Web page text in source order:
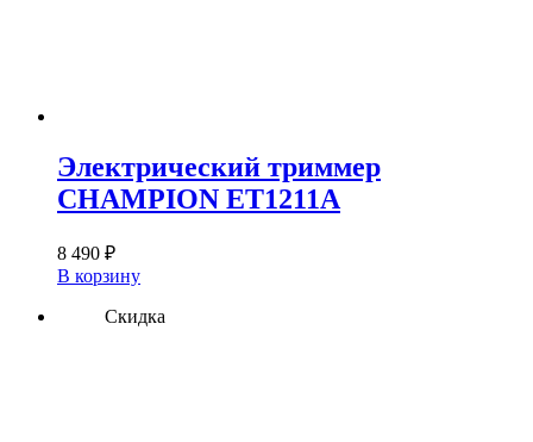
Электрический триммер
CHAMPION ET1211A
8 490 ₽
В корзину
Скидка